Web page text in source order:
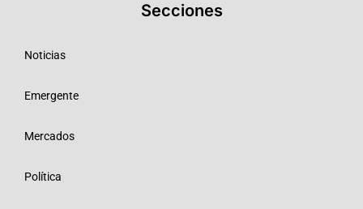
Secciones
Noticias
Emergente
Mercados
Política